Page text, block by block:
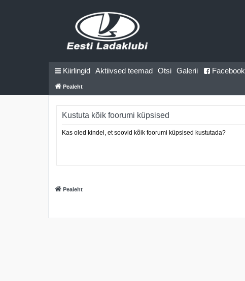
Kiirlingid Aktiivsed teemad Otsi Galerii Facebook
Pealeht
Kustuta kõik foorumi küpsised
Kas oled kindel, et soovid kõik foorumi küpsised kustutada?
Pealeht